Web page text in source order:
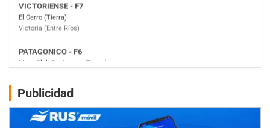
Gral. E. Godoy (Río Negro)
CSK - F7
Humboldt (Santa Fe)
Ciudad de Avellaneda (Asfalto)
Avellaneda (Santa Fe)
SUR SANTAFESINO - F4
Publicidad